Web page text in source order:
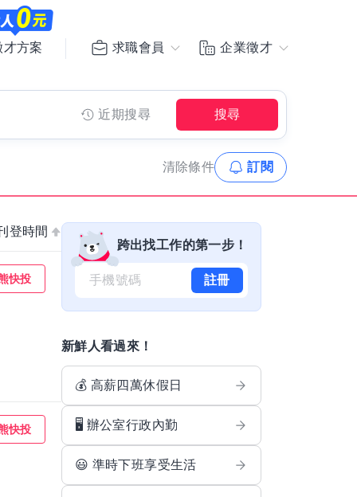
才方案 求職會員 企業徵才
近期搜尋 搜尋
清除條件 訂閱
登時間
快投
快投
跨出找工作的第一步！
註冊
新鮮人看過來！
💰 高薪四萬休假日
🖥️ 辦公室行政內勤
😃 準時下班享受生活